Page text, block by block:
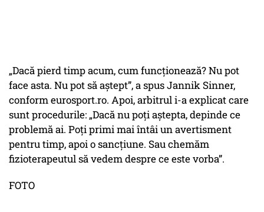
„Dacă pierd timp acum, cum funcționează? Nu pot
face asta. Nu pot să aștept”,a spus Jannik Sinner,
conform eurosport.ro. Apoi, arbitrul i-a explicat care
sunt procedurile: „Dacă nu poți aștepta, depinde ce
problemă ai. Poți primi mai întâi un avertisment
pentru timp, apoi o sancțiune. Sau chemăm
fizioterapeutul să vedem despre ce este vorba”.
FOTO